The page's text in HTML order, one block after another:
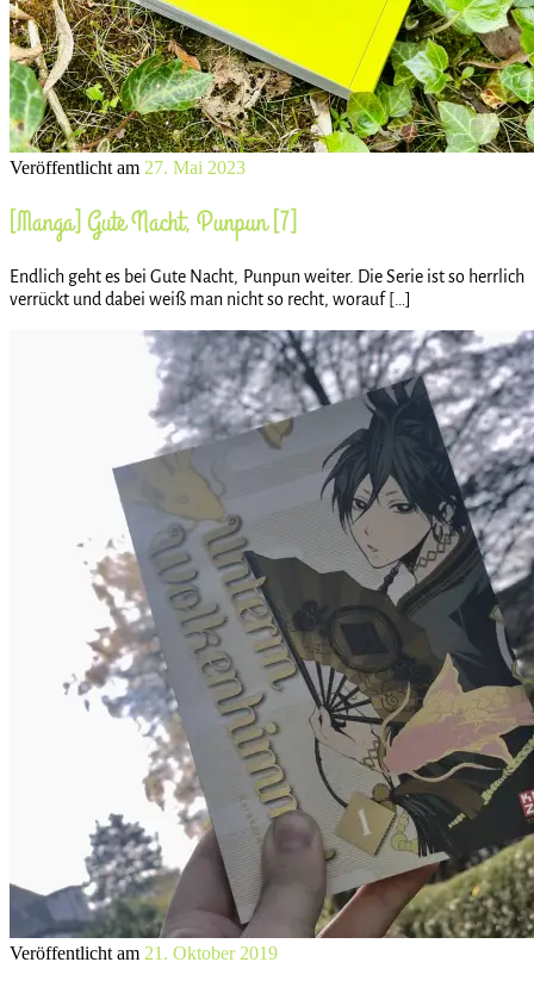
Veröffentlicht am 27. Mai 2023
[Manga] Gute Nacht, Punpun [7]
Endlich geht es bei Gute Nacht, Punpun weiter. Die Serie ist so herrlich
verrückt und dabei weiß man nicht so recht, worauf […]
Veröffentlicht am 21. Oktober 2019